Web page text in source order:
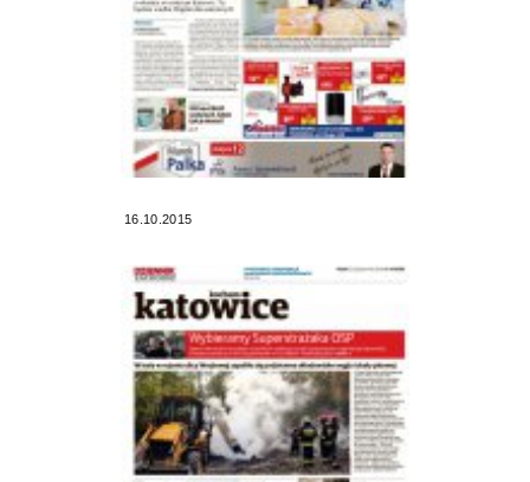
16.10.2015